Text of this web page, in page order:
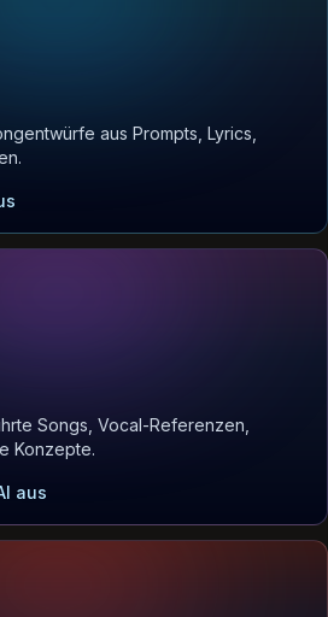
aus Prompts, Lyrics,
Songs, Vocal-Referenzen,
Konzepte.
aus